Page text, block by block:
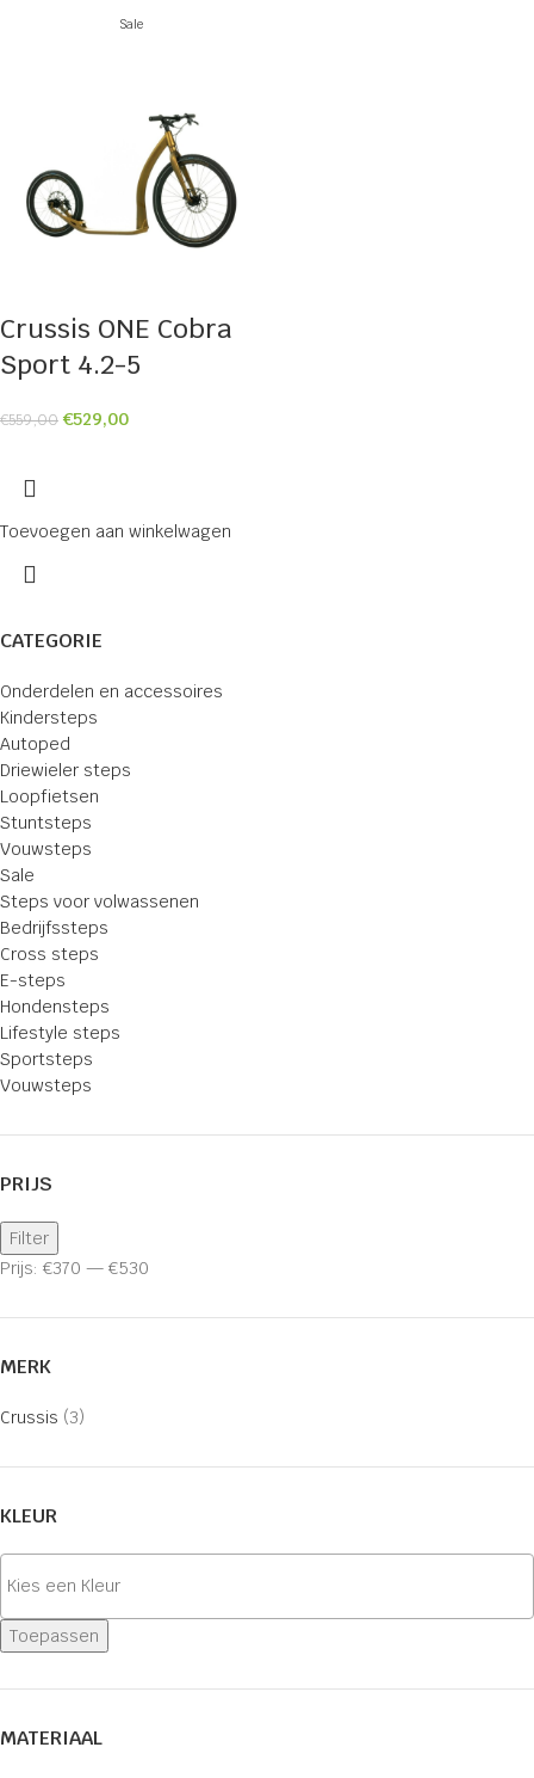
CATEGORIE
Onderdelen en accessoires
Kindersteps
Autoped
Driewieler steps
Loopfietsen
Stuntsteps
Vouwsteps
Sale
Steps voor volwassenen
Bedrijfssteps
Cross steps
E-steps
Hondensteps
Lifestyle steps
Sportsteps
Vouwsteps
PRIJS
Filter
Prijs: €370 — €530
MERK
Crussis (3)
KLEUR
Toepassen
MATERIAAL
Sale
Crussis ONE Cobra
Sport 4.2-5
€559,00 €529,00
Toevoegen aan winkelwagen